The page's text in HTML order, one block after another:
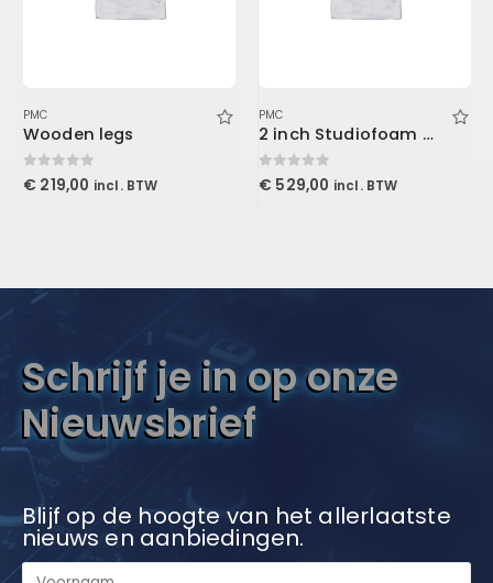
PMC
Wooden legs
0out of 5
€ 219,00 incl. BTW
PMC
2 inch Studiofoam Wedge, 12-Pack 12-61x122cm panel, Burgundy
0out of 5
€ 529,00 incl. BTW
Schrijf je in op onze
Nieuwsbrief
Blijf op de hoogte van het allerlaatste
nieuws en aanbiedingen.